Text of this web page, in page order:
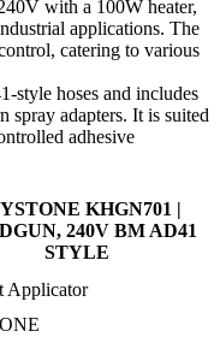
with a 100W heater,
applications. The
catering to various
style hoses and includes
spray adapters. It is suited
adhesive
KHGN701 |
240V BM AD41
STYLE
Applicator